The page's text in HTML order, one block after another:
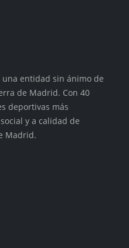
una entidad sin ánimo de
de Madrid. Con 40
deportivas más
y a calidad de
Madrid.